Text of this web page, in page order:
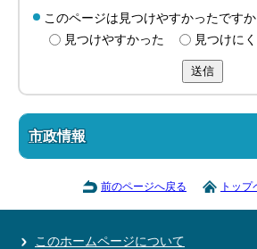
このページは見つけやすかったですか
見つけやすかった
見つけに
送信
市政情報
前のページへ戻る トップ
このホームページについて